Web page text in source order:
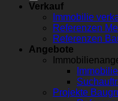
Verkauf
Immobilie
Referenzen
Referenzen
Angebote
Projekte